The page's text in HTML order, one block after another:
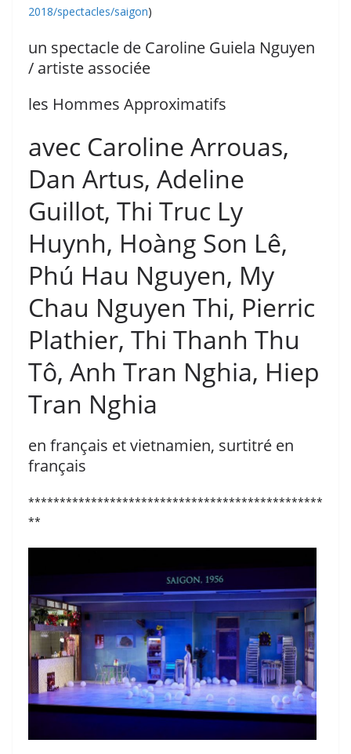
2018/spectacles/saigon)
un spectacle de Caroline Guiela Nguyen
/ artiste associée
les Hommes Approximatifs
avec Caroline Arrouas,
Dan Artus, Adeline
Guillot, Thi Truc Ly
Huynh, Hoàng Son Lê,
Phú Hau Nguyen, My
Chau Nguyen Thi, Pierric
Plathier, Thi Thanh Thu
Tô, Anh Tran Nghia, Hiep
Tran Nghia
en français et vietnamien, surtitré en
français
***********************************************
**